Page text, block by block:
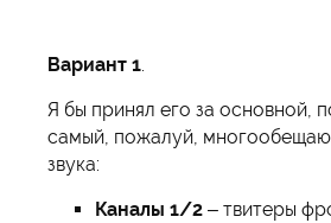
Вариант 1
Я бы принял его за основной,
самый, пожалуй,
звука:
Каналы 1/2 – твитеры